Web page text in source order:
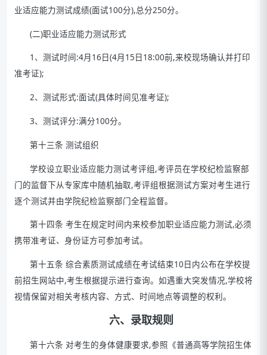
业适应能力测试成绩(面试100分),总分250分。
(二)职业适应能力测试形式
1、测试时间:4月16日(4月15日18:00前,来校现场确认并打印
准考证);
2、测试形式:面试(具体时间见准考证);
3、测试评分:满分100分。
第十三条 测试组织
学校设立职业适应能力测试考评组,考评员在学校纪检监察部
门的监督下从专家库中随机抽取,考评组根据测试方案对考生进行
逐个测试并由学院纪检监察部门全程监督。
第十四条 考生在规定时间内来校参加职业适应能力测试,必须
携带准考证、身份证方可参加考试。
第十五条 综合素质测试成绩在考试结束10日内公布在学校提
前招生网站中,考生根据提示进行查询。如遇重大突发情况,学校将
视情保留对相关考核内容、方式、时间地点等调整的权利。
六、 录取规则
第十六条 对考生的身体健康要求,参照《普通高等学院招生体